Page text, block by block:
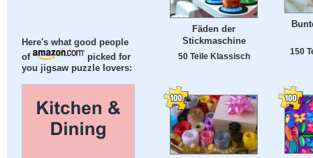
Here's what good people
of
picked for
you jigsaw puzzle lovers:
Fäden der
Stickmaschine
50 Teile Klassisch
150